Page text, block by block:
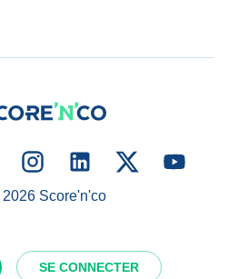
SE CONNECTER
2026Score'n'co